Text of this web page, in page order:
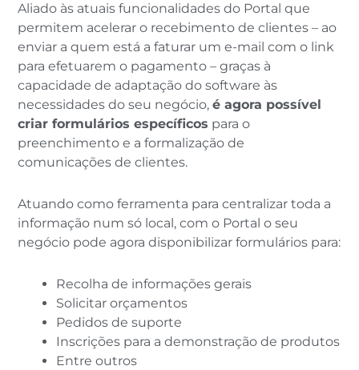
Aliado às atuais funcionalidades do Portal que
permitem acelerar o recebimento de clientes – ao
enviar a quem está a faturar um e-mail com o link
para efetuarem o pagamento – graças à
capacidade de adaptação do software às
necessidades do seu negócio,é agora possível
criar formulários específicos para o
preenchimento e a formalização de
comunicações de clientes.
Atuando como ferramenta para centralizar toda a
informação num só local, com o Portal o seu
negócio pode agora disponibilizar formulários para:
Recolha de informações gerais
Solicitar orçamentos
Pedidos de suporte
Inscrições para a demonstração de produtos
Entre outros